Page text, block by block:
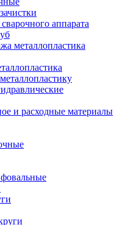
аппарата
металлопластика
и расходные материалы